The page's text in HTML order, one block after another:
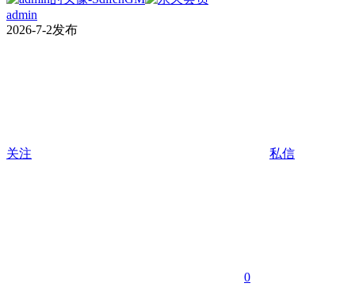
admin
2026-7-2发布
关注 私信
0